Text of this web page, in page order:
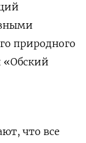
природного
что все